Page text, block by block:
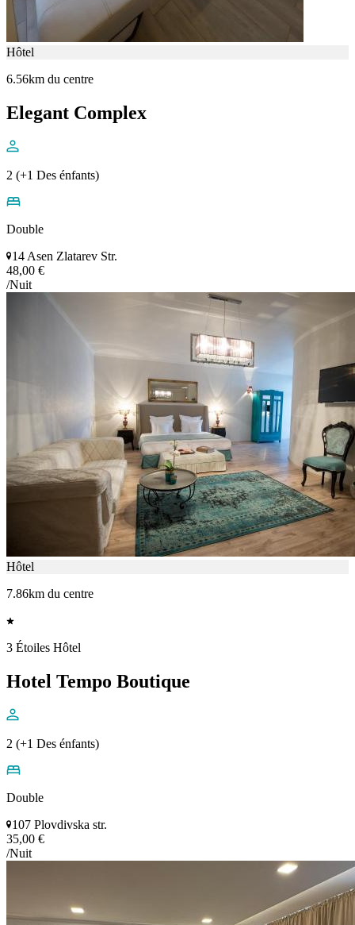
Hôtel
6.56km du centre
Elegant Complex
2 (+1 Des énfants)
Double
14 Asen Zlatarev Str.
48,00 €
/Nuit
Hôtel
7.86km du centre
3 Étoiles Hôtel
Hotel Tempo Boutique
2 (+1 Des énfants)
Double
107 Plovdivska str.
35,00 €
/Nuit